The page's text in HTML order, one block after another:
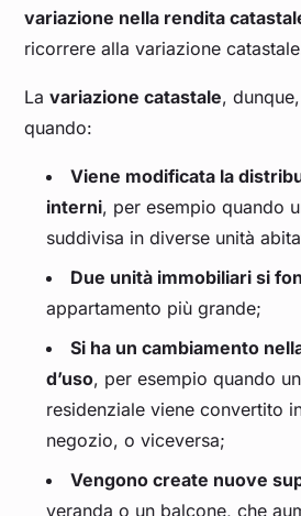
variazione nella rendita
ricorrere alla variazione
Lavariazione catastale,
quando:
Viene modificata la
interni, per esempio quando
suddivisa in diverse unità
Due unità immobiliari si
appartamento più grande;
Si ha un cambiamento
d’uso, per esempio quando
residenziale viene convertito
negozio, o viceversa;
Vengono create nuove
veranda o un balcone, che